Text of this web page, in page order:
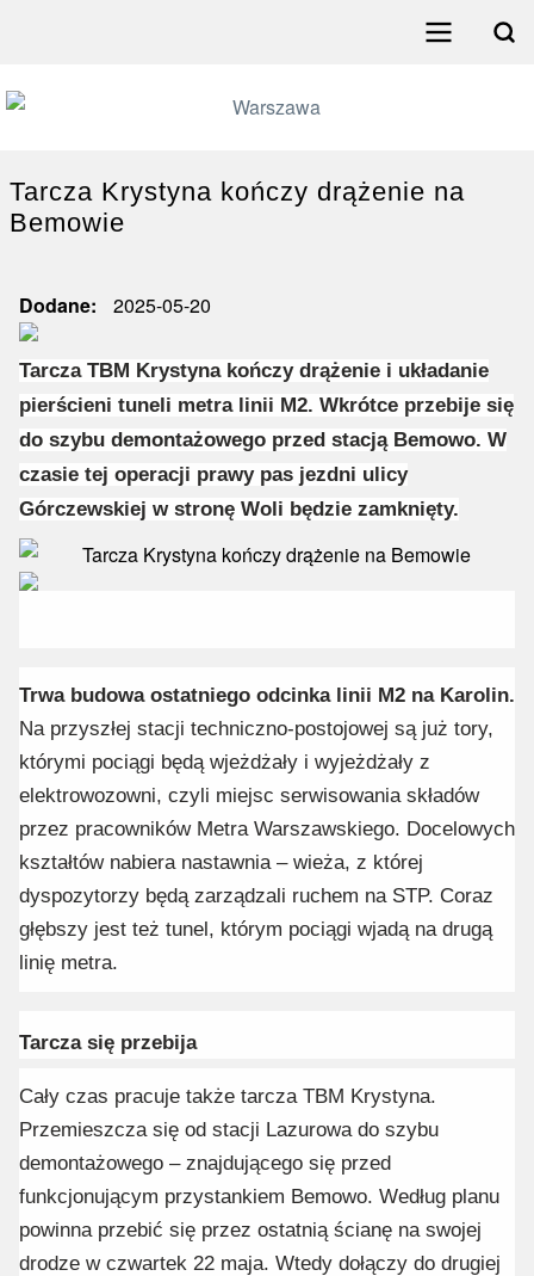
Menu
Tarcza Krystyna kończy drążenie na
Bemowie
Dodane 2025-05-20
Tarcza TBM Krystyna kończy drążenie i układanie
pierścieni tuneli metra linii M2. Wkrótce przebije się
do szybu demontażowego przed stacją Bemowo. W
czasie tej operacji prawy pas jezdni ulicy
Górczewskiej w stronę Woli będzie zamknięty.
Trwa budowa ostatniego odcinka linii M2 na Karolin.
Na przyszłej stacji techniczno-postojowej są już tory,
którymi pociągi będą wjeżdżały i wyjeżdżały z
elektrowozowni, czyli miejsc serwisowania składów
przez pracowników Metra Warszawskiego. Docelowych
kształtów nabiera nastawnia – wieża, z której
dyspozytorzy będą zarządzali ruchem na STP. Coraz
głębszy jest też tunel, którym pociągi wjadą na drugą
linię metra.
Tarcza się przebija
Cały czas pracuje także tarcza TBM Krystyna.
Przemieszcza się od stacji Lazurowa do szybu
demontażowego – znajdującego się przed
funkcjonującym przystankiem Bemowo. Według planu
powinna przebić się przez ostatnią ścianę na swojej
drodze w czwartek 22 maja. Wtedy dołączy do drugiej